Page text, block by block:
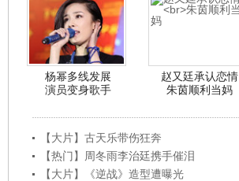
杨幂多线发展
演员变身歌手
赵又廷承认恋情
朱茵顺利当妈
【大片】古天乐带伤狂奔
【热门】周冬雨李治廷携手催泪
【大片】《逆战》造型遭曝光